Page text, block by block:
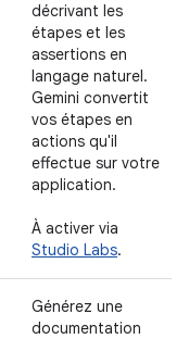
décrivant les
étapes et les
assertions en
langage naturel.
Gemini convertit
vos étapes en
actions qu'il
effectue sur votre
application.
À activer via
Studio Labs.
Générez une
documentation